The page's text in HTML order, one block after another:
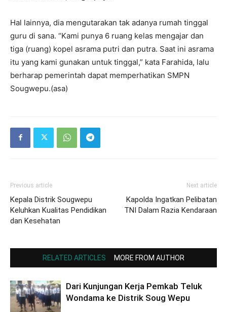
Hal lainnya, dia mengutarakan tak adanya rumah tinggal
guru di sana. “Kami punya 6 ruang kelas mengajar dan
tiga (ruang) kopel asrama putri dan putra. Saat ini asrama
itu yang kami gunakan untuk tinggal,” kata Farahida, lalu
berharap pemerintah dapat memperhatikan SMPN
Sougwepu.(asa)
Previous article
Kepala Distrik Sougwepu
Keluhkan Kualitas Pendidikan
dan Kesehatan
Next article
Kapolda Ingatkan Pelibatan
TNI Dalam Razia Kendaraan
RELATED ARTICLES MORE FROM AUTHOR
Dari Kunjungan Kerja Pemkab Teluk
Wondama ke Distrik Soug Wepu